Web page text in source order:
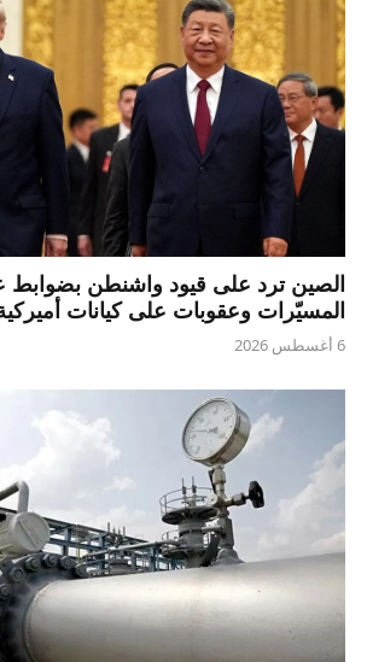
الصين ترد على قيود واشنطن بضوابط
المسيّرات وعقوبات على كيانات
6 أغسطس 2026